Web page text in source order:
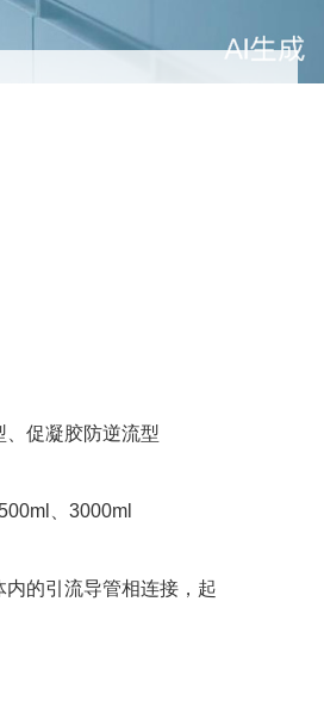
促凝胶防逆流型
、3000ml
的引流导管相连接，起